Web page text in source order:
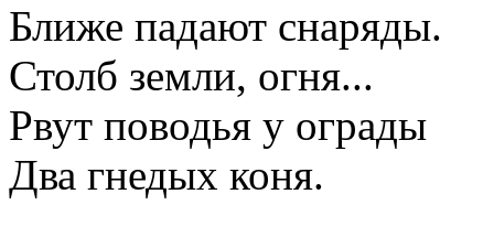
Ближе падают снаряды.
Столб земли, огня...
Рвут поводья у ограды
Два гнедых коня.